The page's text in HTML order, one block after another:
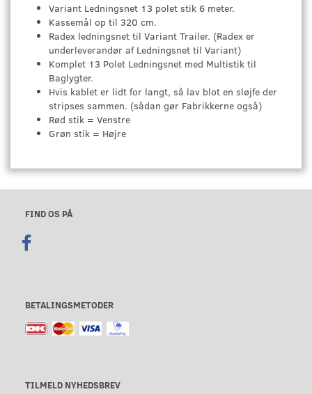
Variant Ledningsnet 13 polet stik 6 meter.
Kassemål op til 320 cm.
Radex ledningsnet til Variant Trailer. (Radex er
underleverandør af Ledningsnet til Variant)
Komplet 13 Polet Ledningsnet med Multistik til
Baglygter.
Hvis kablet er lidt for langt, så lav blot en sløjfe der
stripses sammen. (sådan gør Fabrikkerne også)
Rød stik = Venstre
Grøn stik = Højre
FIND OS PÅ
BETALINGSMETODER
TILMELD NYHEDSBREV